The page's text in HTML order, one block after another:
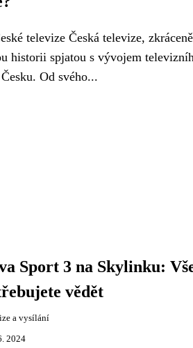
televize Česká televize,
historii spjatou s vývojem
Od svého...
Sport 3 na Skylinku:
vědět
a vysílání
2024